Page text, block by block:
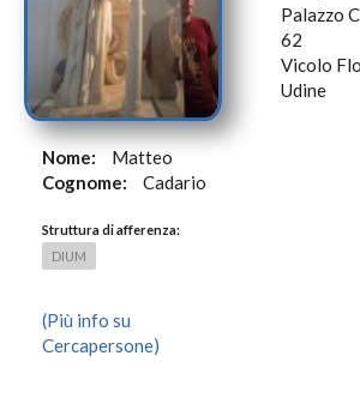
Nome:
Matteo
Cognome:
Cadario
Struttura di afferenza:
DIUM
(Più info su
Cercapersone)
Palazzo
62
Vicolo
Udine